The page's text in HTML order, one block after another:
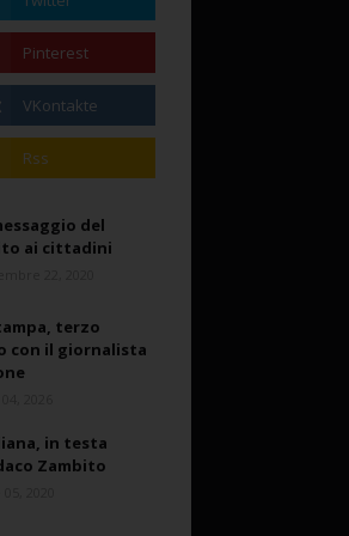
del
ai cittadini
terzo
con il giornalista
in testa
Zambito